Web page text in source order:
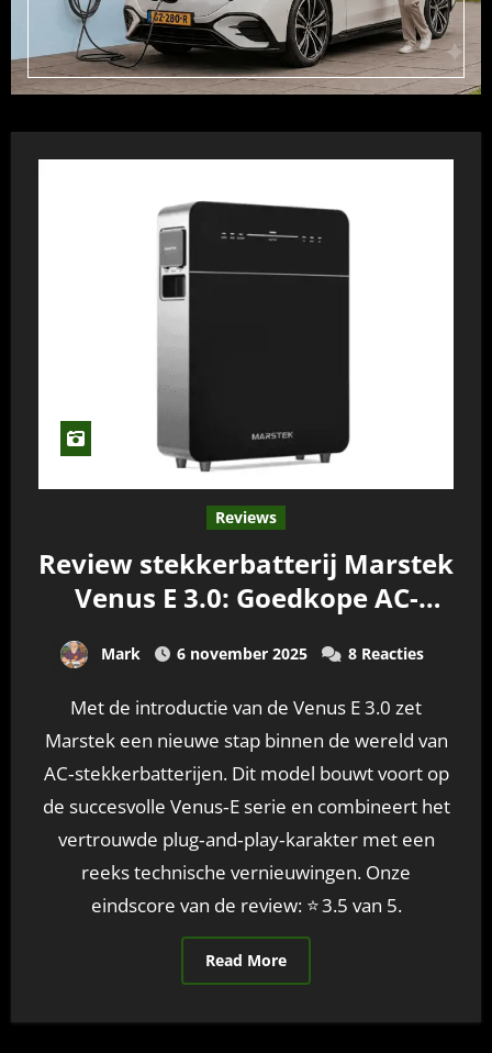
Reviews
Review stekkerbatterij Marstek
Venus E 3.0: Goedkope AC-
huishoudens
Mark 6 november 2025 8 Reacties
Met de introductie van de Venus E 3.0 zet
Marstek een nieuwe stap binnen de wereld van
AC‑stekkerbatterijen. Dit model bouwt voort op
de succesvolle Venus‑E serie en combineert het
vertrouwde plug‑and‑play‑karakter met een
reeks technische vernieuwingen. Onze
eindscore van de review: ⭐ 3.5 van 5.
Read More